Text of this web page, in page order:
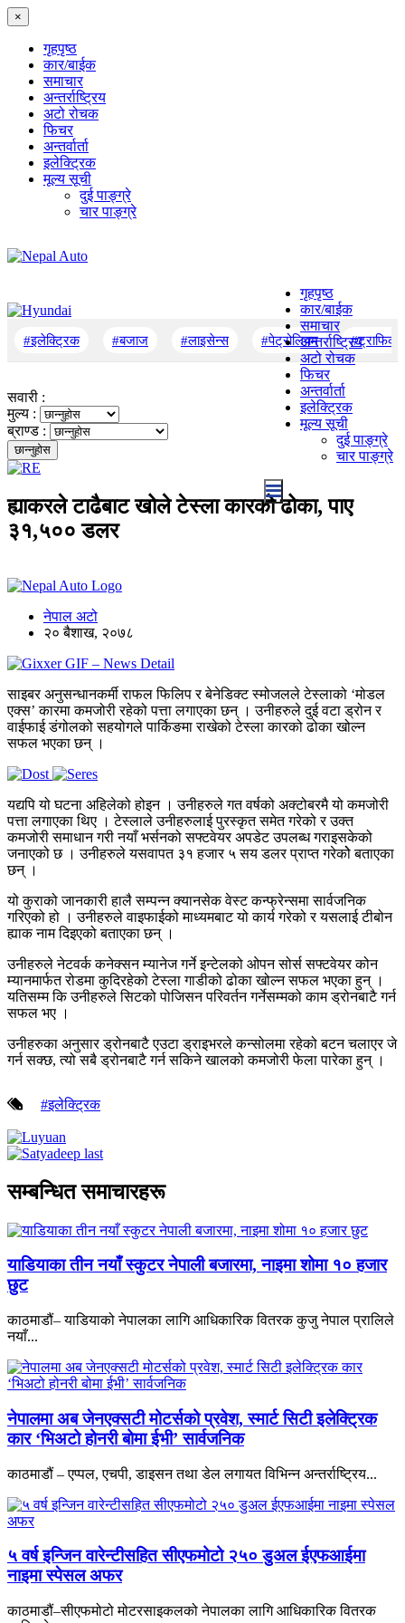
×
गृहपृष्‍ठ
कार/बाईक
समाचार
अन्तर्राष्ट्रिय
अटो रोचक
फिचर
अन्तर्वार्ता
इलेक्ट्रिक
मूल्य सूची
दुई पाङ्ग्रे
चार पाङ्ग्रे
गृहपृष्‍ठ
कार/बाईक
समाचार
अन्तर्राष्ट्रिय
अटो रोचक
फिचर
अन्तर्वार्ता
इलेक्ट्रिक
मूल्य सूची
दुई पाङ्ग्रे
चार पाङ्ग्रे
#इलेक्ट्रिक #बजाज #लाइसेन्स #पेट्रोलियम #ट्राफिक
सवारी :
मुल्य :
ब्राण्ड :
ह्याकरले टाढैबाट खोले टेस्ला कारको ढोका, पाए
३१,५०० डलर
नेपाल अटो
२० बैशाख, २०७८
साइबर अनुसन्धानकर्मी राफल फिलिप र बेनेडिक्ट स्मोजलले टेस्लाको ‘मोडल
एक्स’ कारमा कमजोरी रहेको पत्ता लगाएका छन् । उनीहरुले दुई वटा ड्रोन र
वाईफाई डंगोलको सहयोगले पार्किङमा राखेको टेस्ला कारको ढोका खोल्न
सफल भएका छन् ।
यद्यपि यो घटना अहिलेको होइन । उनीहरुले गत वर्षको अक्टोबरमै यो कमजोरी
पत्ता लगाएका थिए । टेस्लाले उनीहरुलाई पुरस्कृत समेत गरेको र उक्त
कमजोरी समाधान गरी नयाँ भर्सनको सफ्टवेयर अपडेट उपलब्ध गराइसकेको
जनाएको छ । उनीहरुले यसवापत ३१ हजार ५ सय डलर प्राप्त गरेकोे बताएका
छन् ।
यो कुराको जानकारी हालै सम्पन्न क्यानसेक वेस्ट कन्फ्रेन्समा सार्वजनिक
गरिएको हो । उनीहरुले वाइफाईको माध्यमबाट यो कार्य गरेको र यसलाई टीबोन
ह्याक नाम दिइएको बताएका छन् ।
उनीहरुले नेटवर्क कनेक्सन म्यानेज गर्ने इन्टेलको ओपन सोर्स सफ्टवेयर कोन
म्यानमार्फत रोडमा कुदिरहेको टेस्ला गाडीको ढोका खोल्न सफल भएका हुन् ।
यतिसम्म कि उनीहरुले सिटको पोजिसन परिवर्तन गर्नेसम्मको काम ड्रोनबाटै गर्न
सफल भए ।
उनीहरुका अनुसार ड्रोनबाटै एउटा ड्राइभरले कन्सोलमा रहेको बटन चलाएर जे
गर्न सक्छ, त्यो सबै ड्रोनबाटै गर्न सकिने खालको कमजोरी फेला पारेका हुन् ।
#इलेक्ट्रिक
सम्बन्धित समाचारहरू
याडियाका तीन नयाँ स्कुटर नेपाली बजारमा, नाइमा शोमा १० हजार
छुट
काठमाडौं– याडियाको नेपालका लागि आधिकारिक वितरक कुजु नेपाल प्रालिले
नयाँ...
नेपालमा अब जेनएक्सटी मोटर्सको प्रवेश, स्मार्ट सिटी इलेक्ट्रिक
कार ‘भिअटो होनरी बोमा ईभी’ सार्वजनिक
काठमाडौं – एप्पल, एचपी, डाइसन तथा डेल लगायत विभिन्न अन्तर्राष्ट्रिय...
५ वर्ष इन्जिन वारेन्टीसहित सीएफमोटो २५० डुअल ईएफआईमा
नाइमा स्पेसल अफर
काठमाडौं–सीएफमोटो मोटरसाइकलको नेपालका लागि आधिकारिक वितरक